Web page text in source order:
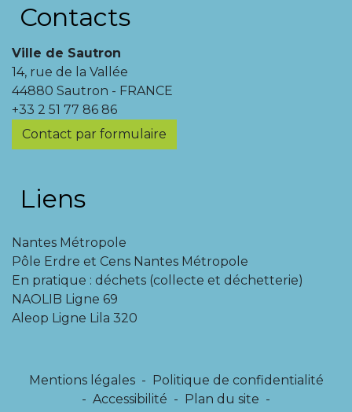
Contacts
Ville de Sautron
14, rue de la Vallée
44880 Sautron - FRANCE
+33 2 51 77 86 86
Contact par formulaire
Liens
Nantes Métropole
Pôle Erdre et Cens Nantes Métropole
En pratique : déchets (collecte et déchetterie)
NAOLIB Ligne 69
Aleop Ligne Lila 320
Mentions légales - Politique de confidentialité
- Accessibilité - Plan du site -